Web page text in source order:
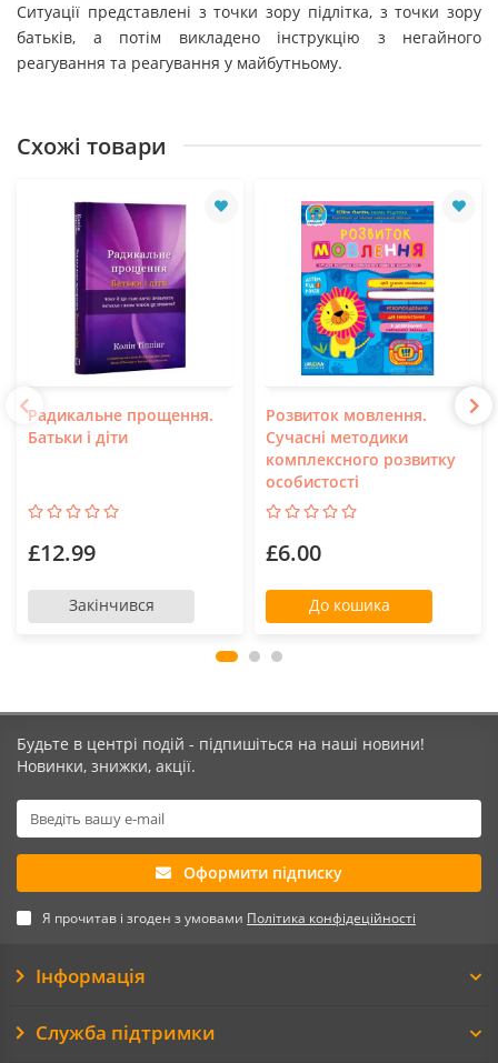
Ситуації представлені з точки зору підлітка, з точки зору
батьків, а потім викладено інструкцію з негайного
реагування та реагування у майбутньому.
Схожі товари
Радикальне прощення.
Батьки і діти
£12.99
Закінчився
Розвиток мовлення.
Сучасні методики
комплексного розвитку
особистості
£6.00
До кошика
Будьте в центрі подій - підпишіться на наші новини!
Новинки, знижки, акції.
Оформити підписку
Я прочитав і згоден з умовами Політика конфідеційності
Інформація
Служба підтримки